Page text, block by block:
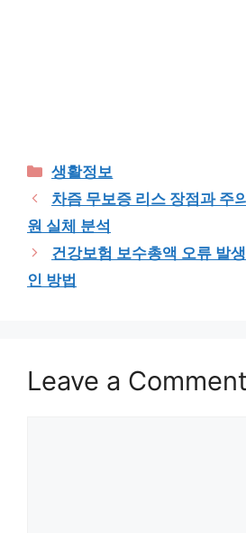
Categories
생활정보
차즘 무보증 리스 장점과 주
원 실체 분석
건강보험 보수총액 오류 발
인 방법
Leave a Comment